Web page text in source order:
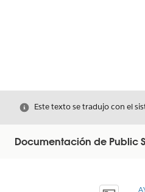
Cerrar
Este texto se tradujo con el
Documentación de Public